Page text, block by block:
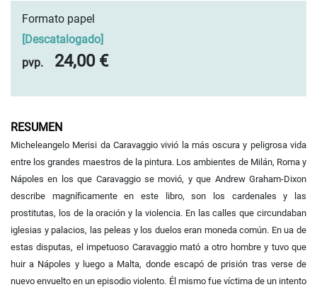
Formato papel
Descatalogado]
pvp.
24,00 €
RESUMEN
Micheleangelo Merisi da Caravaggio vivió la más oscura y peligrosa vida
entre los grandes maestros de la pintura. Los ambientes de Milán, Roma y
Nápoles en los que Caravaggio se movió, y que Andrew Graham-Dixon
describe magníficamente en este libro, son los cardenales y las
prostitutas, los de la oración y la violencia. En las calles que circundaban
iglesias y palacios, las peleas y los duelos eran moneda común. En ua de
estas disputas, el impetuoso Caravaggio mató a otro hombre y tuvo que
huir a Nápoles y luego a Malta, donde escapó de prisión tras verse de
nuevo envuelto en un episodio violento. Él mismo fue víctima de un intento